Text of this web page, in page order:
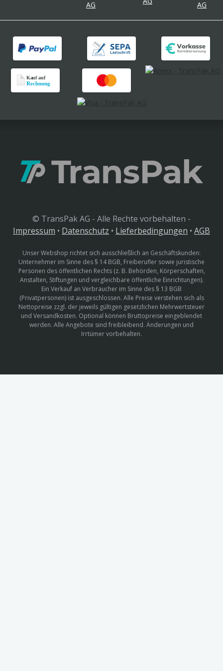
© TransPak AG - Alle Rechte vorbehalten -
Impressum • Datenschutz • Lieferbedingungen • AGB
Unser Webshop richtet sich ausschließlich an Geschäftskunden:
Unternehmer im Sinne des § 14 BGB, Freiberufler sowie juristische
Personen des öffentlichen Rechts (z. B. Behörden, Körperschaften,
Anstalten, Stiftungen und vergleichbare öffentliche Einrichtungen).
Ein Verkauf an Verbraucher im Sinne des § 13 BGB
(Privatpersonen) ist ausgeschlossen. Alle Preise verstehen sich als
Nettopreise zzgl. der jeweils gültigen gesetzlichen Mehrwertsteuer
und Versandkosten. Optional können Bruttopreise eingeblendet
werden. Alle Angebote sind freibleibend. Änderungen und
Irrtümer vorbehalten.